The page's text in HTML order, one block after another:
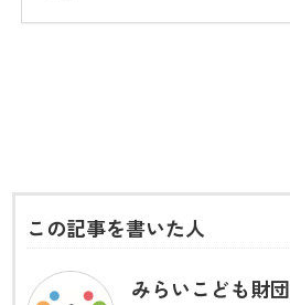
この記事を書いた人
みらいこども財団